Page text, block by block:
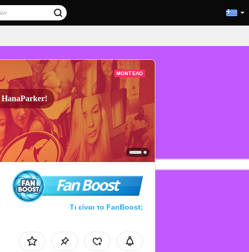
HanaParker!
Fan Boost
Τι είναι το FanBoost;